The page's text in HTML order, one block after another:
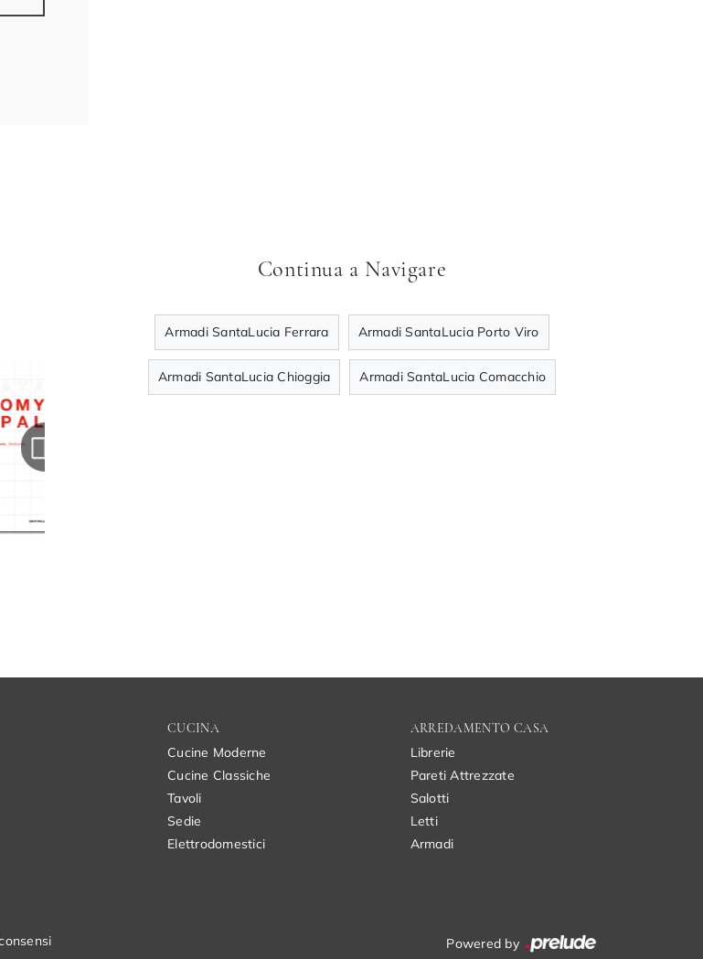
Continua a Navigare
Armadi SantaLucia Ferrara Armadi SantaLucia Porto Viro
Armadi SantaLucia Chioggia Armadi SantaLucia Comacchio
CUCINA
Cucine Moderne
Cucine Classiche
Tavoli
Sedie
Elettrodomestici
ARREDAMENTO CASA
Librerie
Pareti Attrezzate
Salotti
Letti
Armadi
Powered by